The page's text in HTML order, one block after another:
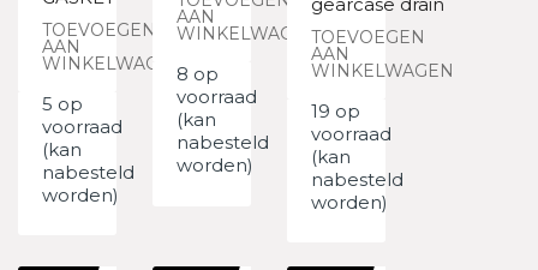
TOEVOEGEN
AAN
WINKELWAGEN
5 op
voorraad
(kan
nabesteld
worden)
AAN
WINKELWAGEN
8 op
voorraad
(kan
nabesteld
worden)
TOEVOEGEN
AAN
WINKELWAGEN
19 op
voorraad
(kan
nabesteld
worden)